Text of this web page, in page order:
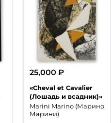
«Cheval et Cavalier
(Лошадь и всадник)»
Marini Marino (Марино
Марини)
25,000 ₽